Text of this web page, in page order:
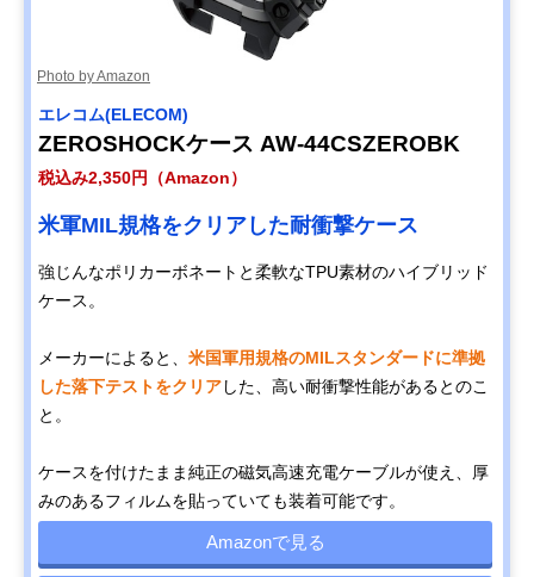
Photo by Amazon
エレコム(ELECOM)
ZEROSHOCKケース AW-44CSZEROBK
税込み2,350円（Amazon）
米軍MIL規格をクリアした耐衝撃ケース
強じんなポリカーボネートと柔軟なTPU素材のハイブリッド
ケース。
メーカーによると、 米国軍用規格のMILスタンダードに準拠
した落下テストをクリアした、高い耐衝撃性能があるとのこ
と。
ケースを付けたまま純正の磁気高速充電ケーブルが使え、厚
みのあるフィルムを貼っていても装着可能です。
Amazonで見る